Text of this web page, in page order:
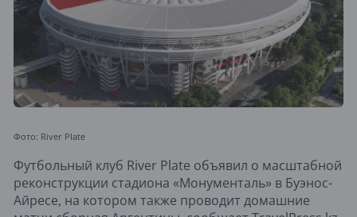
Фото: River Plate
Футбольный клуб River Plate объявил о масштабной
реконструкции стадиона «Монументаль» в Буэнос-
Айресе, на котором также проводит домашние